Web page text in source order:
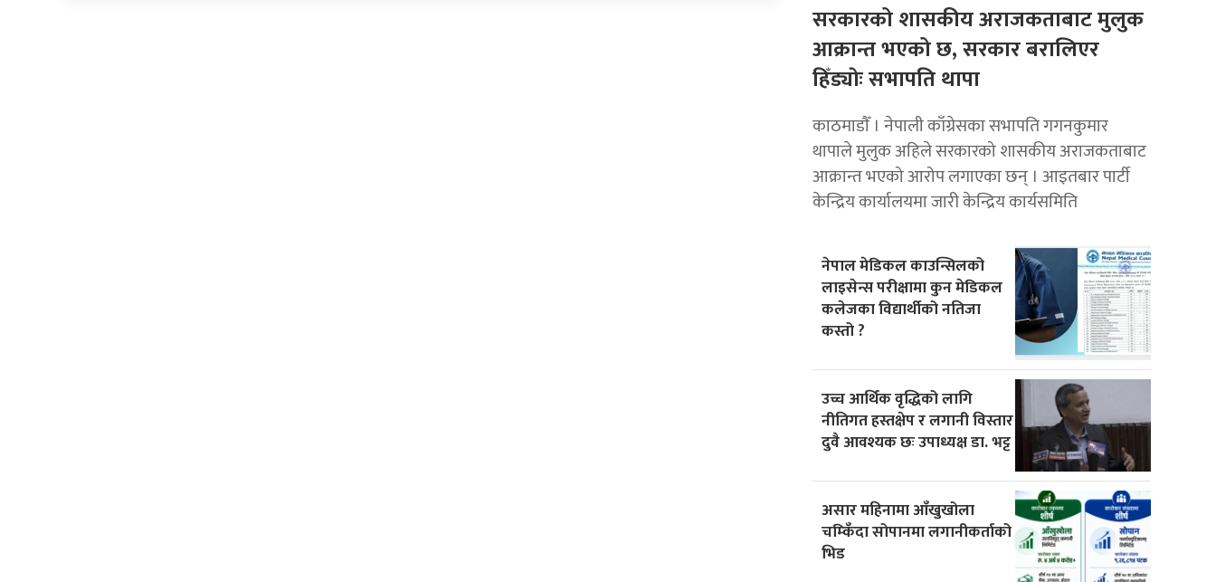
सरकारको शासकीय अराजकताबाट मुलुक
आक्रान्त भएको छ, सरकार बरालिएर
हिँड्याेः सभापति थापा
काठमाडाैँ । नेपाली काँग्रेसका सभापति गगनकुमार
थापाले मुलुक अहिले सरकारको शासकीय अराजकताबाट
आक्रान्त भएको आरोप लगाएका छन् । आइतबार पार्टी
केन्द्रिय कार्यालयमा जारी केन्द्रिय कार्यसमिति
नेपाल मेडिकल काउन्सिलको
लाइसेन्स परीक्षामा कुन मेडिकल
कलेजका विद्यार्थीको नतिजा
कस्तो ?
उच्च आर्थिक वृद्धिको लागि
नीतिगत हस्तक्षेप र लगानी विस्तार
दुवै आवश्यक छः उपाध्यक्ष डा. भट्ट
असार महिनामा आँखुखोला
चम्किँदा सोपानमा लगानीकर्ताको
भिड